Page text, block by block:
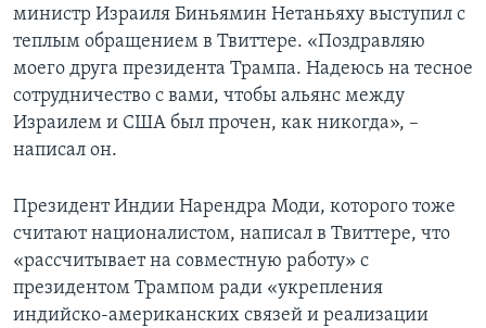
министр Израиля Биньямин Нетаньяху выступил с
теплым обращением в Твиттере. «Поздравляю
моего друга президента Трампа. Надеюсь на тесное
сотрудничество с вами, чтобы альянс между
Израилем и США был прочен, как никогда», –
написал он.
Президент Индии Нарендра Моди, которого тоже
считают националистом, написал в Твиттере, что
«рассчитывает на совместную работу» с
президентом Трампом ради «укрепления
индийско-американских связей и реализации